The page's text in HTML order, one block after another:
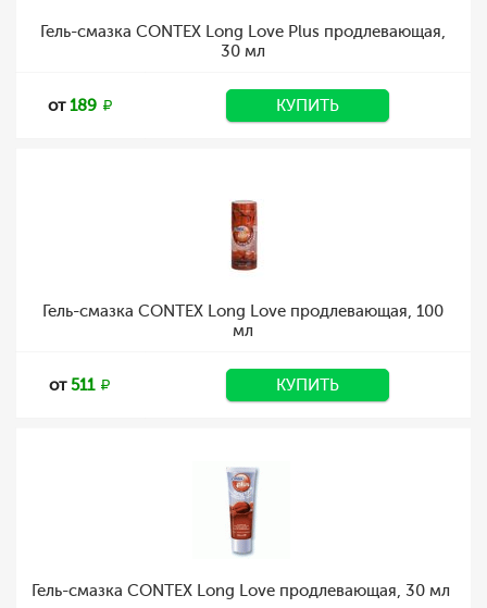
Гель-смазка CONTEX Long Love Plus продлевающая,
30 мл
от189 КУПИТЬ
Гель-смазка CONTEX Long Love продлевающая, 100
мл
от511 КУПИТЬ
Гель-смазка CONTEX Long Love продлевающая, 30 мл